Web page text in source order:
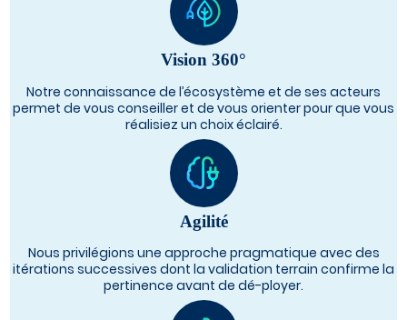
Vision 360°
Notre connaissance de l’écosystème et de ses acteurs
permet de vous conseiller et de vous orienter pour que vous
réalisiez un choix éclairé.
Agilité
Nous privilégions une approche pragmatique avec des
itérations successives dont la validation terrain confirme la
pertinence avant de dé-ployer.